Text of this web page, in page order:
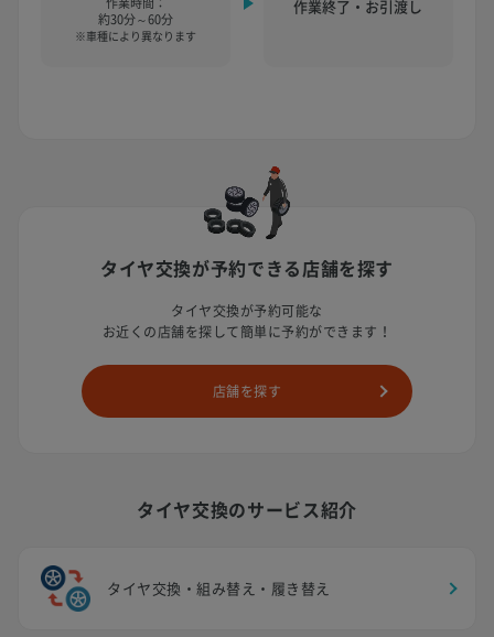
約30分～60分
※車種により異なります
作業終了・お引渡し
タイヤ交換が予約できる店舗を探す
タイヤ交換が予約可能な
お近くの店舗を探して簡単に予約ができます！
店舗を探す
タイヤ交換のサービス紹介
タイヤ交換・組み替え・履き替え